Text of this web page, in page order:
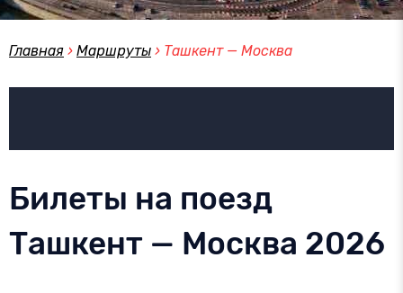
Главная › Маршруты › Ташкент — Москва
Билеты на поезд
Ташкент — Москва 2026